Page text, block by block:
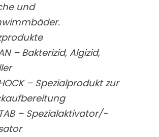
und
– Bakterizid, Algizid,
– Spezialprodukt zur
– Spezialaktivator/-